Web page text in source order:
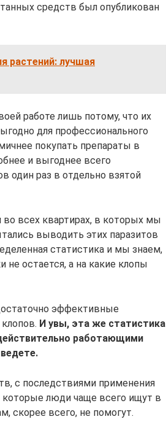
средств был опубликован
растений: лучшая
работе лишь потому, что их
для профессионального
покупать препараты в
и выгоднее всего
один раз в отдельно взятой
всех квартирах, в которых мы
выводить этих паразитов
статистика и мы знаем,
не остается, а на какие клопы
эффективные
И увы, эта же статистика
работающими
с последствиями применения
люди чаще всего ищут в
скорее всего, не помогут.